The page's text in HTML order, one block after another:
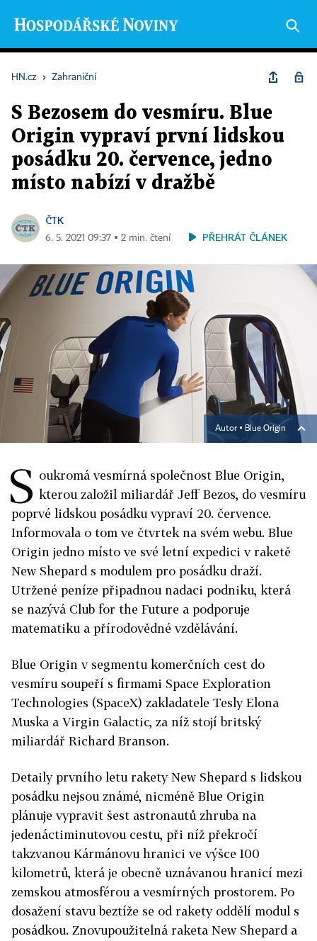
HN.cz › Zahraniční
S Bezosem do vesmíru. Blue
Origin vypraví první lidskou
posádku 20. července, jedno
místo nabízí v dražbě
ČTK
6. 5. 2021 09:37 ▪ 2 min. čtení PŘEHRÁT ČLÁNEK
Autor ▪ Blue Origin
S oukromá vesmírná společnost Blue Origin,
kterou založil miliardář Jeff Bezos, do vesmíru
poprvé lidskou posádku vypraví 20. července.
Informovala o tom ve čtvrtek na svém webu. Blue
Origin jedno místo ve své letní expedici v raketě
New Shepard s modulem pro posádku draží.
Utržené peníze připadnou nadaci podniku, která
se nazývá Club for the Future a podporuje
matematiku a přírodovědné vzdělávání.
Blue Origin v segmentu komerčních cest do
vesmíru soupeří s firmami Space Exploration
Technologies (SpaceX) zakladatele Tesly Elona
Muska a Virgin Galactic, za níž stojí britský
miliardář Richard Branson.
Detaily prvního letu rakety New Shepard s lidskou
posádku nejsou známé, nicméně Blue Origin
plánuje vypravit šest astronautů zhruba na
jedenáctiminutovou cestu, při níž překročí
takzvanou Kármánovu hranici ve výšce 100
kilometrů, která je obecně uznávanou hranicí mezi
zemskou atmosférou a vesmírných prostorem. Po
dosažení stavu beztíže se od rakety oddělí modul s
posádkou. Znovupoužitelná raketa New Shepard a